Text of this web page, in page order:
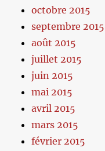
octobre 2015
septembre 2015
août 2015
juillet 2015
juin 2015
mai 2015
avril 2015
mars 2015
février 2015